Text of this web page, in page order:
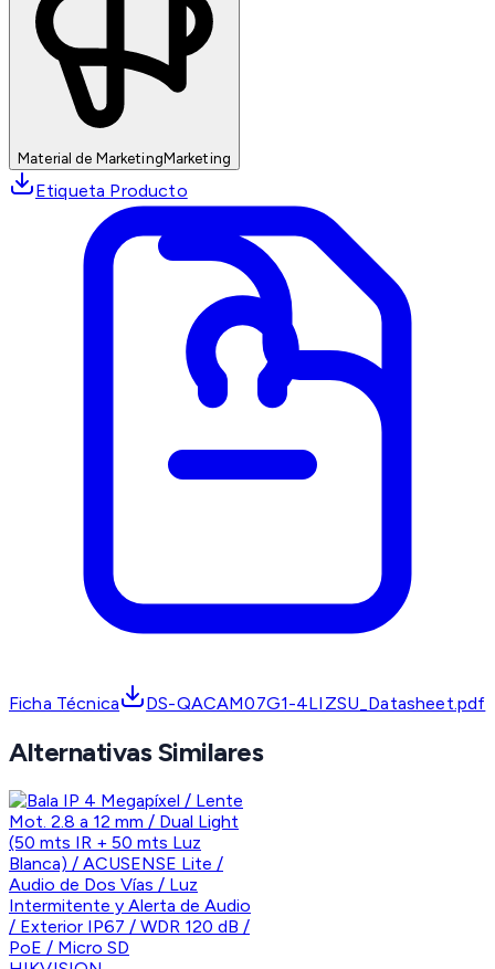
Material de MarketingMarketing
Etiqueta Producto
Ficha Técnica DS-QACAM07G1-4LIZSU_Datasheet.pdf
Alternativas Similares